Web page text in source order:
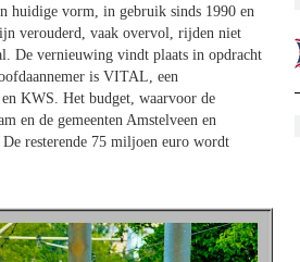
huidige vorm, in gebruik sinds 1990 en
verouderd, vaak overvol, rijden niet
De vernieuwing vindt plaats in opdracht
is VITAL, een
KWS. Het budget, waarvoor de
en de gemeenten Amstelveen en
resterende 75 miljoen euro wordt